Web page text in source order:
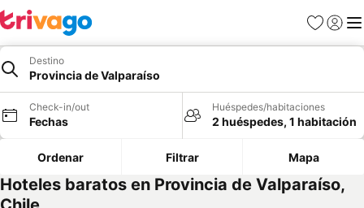
Favoritos
Iniciar
Destino
Provincia de Valparaíso
Check-in/out
Fechas
Huéspedes/habitaciones
2 huéspedes, 1 habitación
Ordenar Filtrar Mapa
Hoteles baratos en Provincia de Valparaíso,